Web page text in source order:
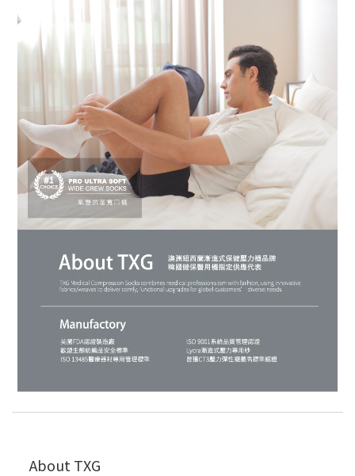
About TXG